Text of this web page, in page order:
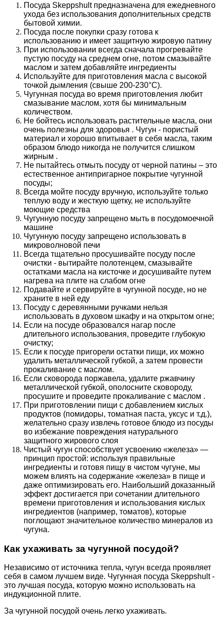
Посуда Skeppshult предназначена для ежедневного
ухода без использования дополнительных средств
бытовой химии.
Посуда после покупки сразу готова к
использованию и имеет защитную жировую патину
При использовании всегда сначала прогревайте
пустую посуду на среднем огне, потом смазывайте
маслом и затем добавляйте ингредиенты
Используйте для приготовления масла с высокой
точкой дымления (свыше 200-230°C).
Чугунная посуда во время приготовления любит
смазывание маслом, хотя бы минимальным
количеством.
Не бойтесь использовать растительные масла, они
очень полезны для здоровья . Чугун - пористый
материал и хорошо впитывает в себя масла, таким
образом блюдо никогда не получится слишком
жирным .
Не пытайтесь отмыть посуду от черной патины – это
естественное антипригарное покрытие чугунной
посуды;
Всегда мойте посуду вручную, используйте только
теплую воду и жесткую щетку, не используйте
моющие средства
Чугунную посуду запрещено мыть в посудомоечной
машине
Чугунную посуду запрещено использовать в
микроволновой печи
Всегда тщательно просушивайте посуду после
очистки - вытирайте полотенцем, смазывайте
остатками масла на кисточке и досушивайте путем
нагрева на плите на слабом огне
Подавайте и сервируйте в чугунной посуде, но не
храните в ней еду
Посуду с деревянными ручками нельзя
использовать в духовом шкафу и на открытом огне;
Если на посуде образовался нагар после
длительного использования, проведите глубокую
очистку;
Если к посуде пригорели остатки пищи, их можно
удалить металлической губкой, а затем провести
прокаливание с маслом.
Если сковорода поржавела, удалите ржавчину
металлической губкой, ополосните сковороду,
просушите и проведите прокаливание с маслом .
При приготовлении пищи с добавлением кислых
продуктов (помидоры, томатная паста, уксус и т.д.),
желательно сразу извлечь готовое блюдо из посуды
во избежание повреждения натурального
защитного жирового слоя
Чистый чугун способствует усвоению «железа» —
принцип простой: используя правильные
ингредиенты и готовя пищу в чистом чугуне, мы
можем влиять на содержание «железа» в пище и
даже оптимизировать его. Наибольший доказанный
эффект достигается при сочетании длительного
времени приготовления и использования кислых
ингредиентов (например, томатов), которые
поглощают значительное количество минералов из
чугуна.
Как ухаживать за чугунной посудой?
Независимо от источника тепла, чугун всегда проявляет
себя в самом лучшем виде. Чугунная посуда Skeppshult -
это лучшая посуда, которую можно использовать на
индукционной плите.
За чугунной посудой очень легко ухаживать.